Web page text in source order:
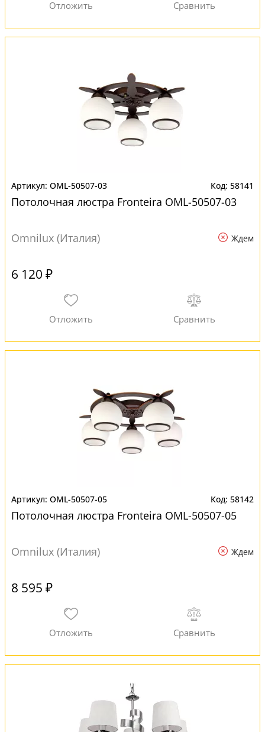
OML-50507-03 58141
Потолочная люстра Fronteira OML-50507-03
Omnilux (Италия) Ждем
6 120 ₽
OML-50507-05 58142
Потолочная люстра Fronteira OML-50507-05
Omnilux (Италия) Ждем
8 595 ₽